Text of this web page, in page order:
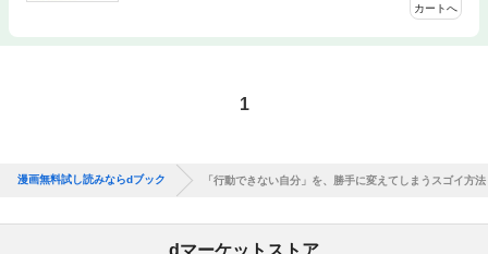
カートへ
1
漫画無料試し読みならdブック 「行動できない自分」を、勝手に変えてしまうスゴイ方
dマーケットストア